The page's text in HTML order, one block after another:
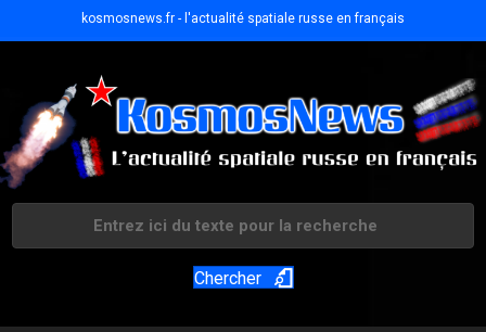
kosmosnews.fr - l'actualité spatiale russe en français
Chercher